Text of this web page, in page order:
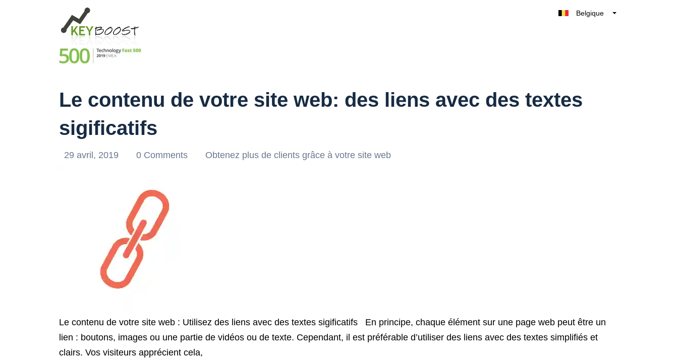
Belgique
España
Le contenu de votre site web: des liens avec des textes
sigificatifs
29 avril, 2019 0 Comments Obtenez plus de clients grâce à votre site web
Le contenu de votre site web : Utilisez des liens avec des textes sigificatifs En principe, chaque élément sur une page web peut être un
lien : boutons, images ou une partie de vidéos ou de texte. Cependant, il est préférable d’utiliser des liens avec des textes simplifiés et
clairs. Vos visiteurs apprécient cela,